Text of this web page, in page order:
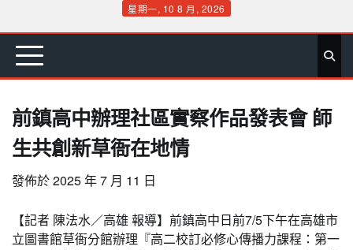
content
星期一, 10 8 月, 2026
首 要 娛 生 社 文 公 運 旅 政 地 專
前鎮高中辦理社區實察作品發表會 師
生共創新草衙在地情
發佈於2025 年 7 月 11 日
【記者 陳法水／高雄 報導】前鎮高中日前7/5下午在高雄市
立圖書館草衙分館辦理『高二校訂必修心傳播力課程：第一